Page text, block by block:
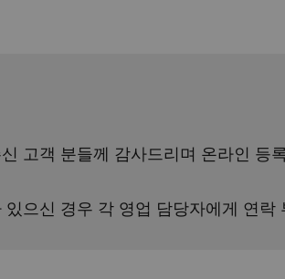
고객 분들께 감사드리며 온라인 등
으신 경우 각 영업 담당자에게 연락